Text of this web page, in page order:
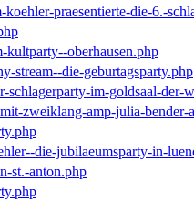
praesentierte-die-6.-
kultparty--oberhausen.php
stream--die-geburtagsparty.php
schlagerparty-im-goldsaal-der-
zweiklang-amp-julia-
die-jubilaeumsparty-in-
st.-anton.php